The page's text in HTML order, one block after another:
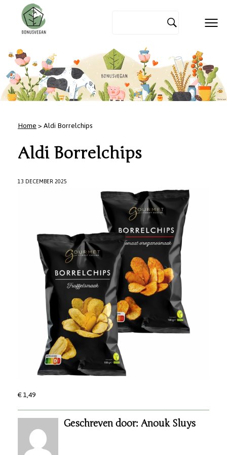
Home> Aldi Borrelchips
Aldi Borrelchips
13 DECEMBER 2025
€ 1,49
Geschreven door: Anouk Sluys